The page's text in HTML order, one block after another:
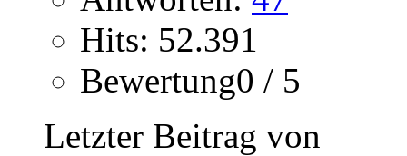
Hits: 52.391
Bewertung0 / 5
Letzter Beitrag von